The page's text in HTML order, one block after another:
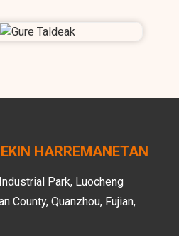
HARREMANETAN
Park, Luocheng
County, Quanzhou, Fujian,